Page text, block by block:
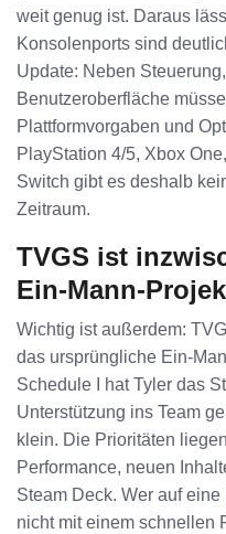
weit genug ist. Daraus
Konsolenports sind
Update: Neben
Benutzeroberfläche
Plattformvorgaben und
PlayStation 4/5, Xbox
Switch gibt es deshalb
Zeitraum.
TVGS ist
Ein-Mann-
Wichtig ist außerdem:
das ursprüngliche Ein-
Schedule I hat Tyler das
Unterstützung ins Team
klein. Die Prioritäten
Performance, neuen
Steam Deck. Wer auf
nicht mit einem schnellen